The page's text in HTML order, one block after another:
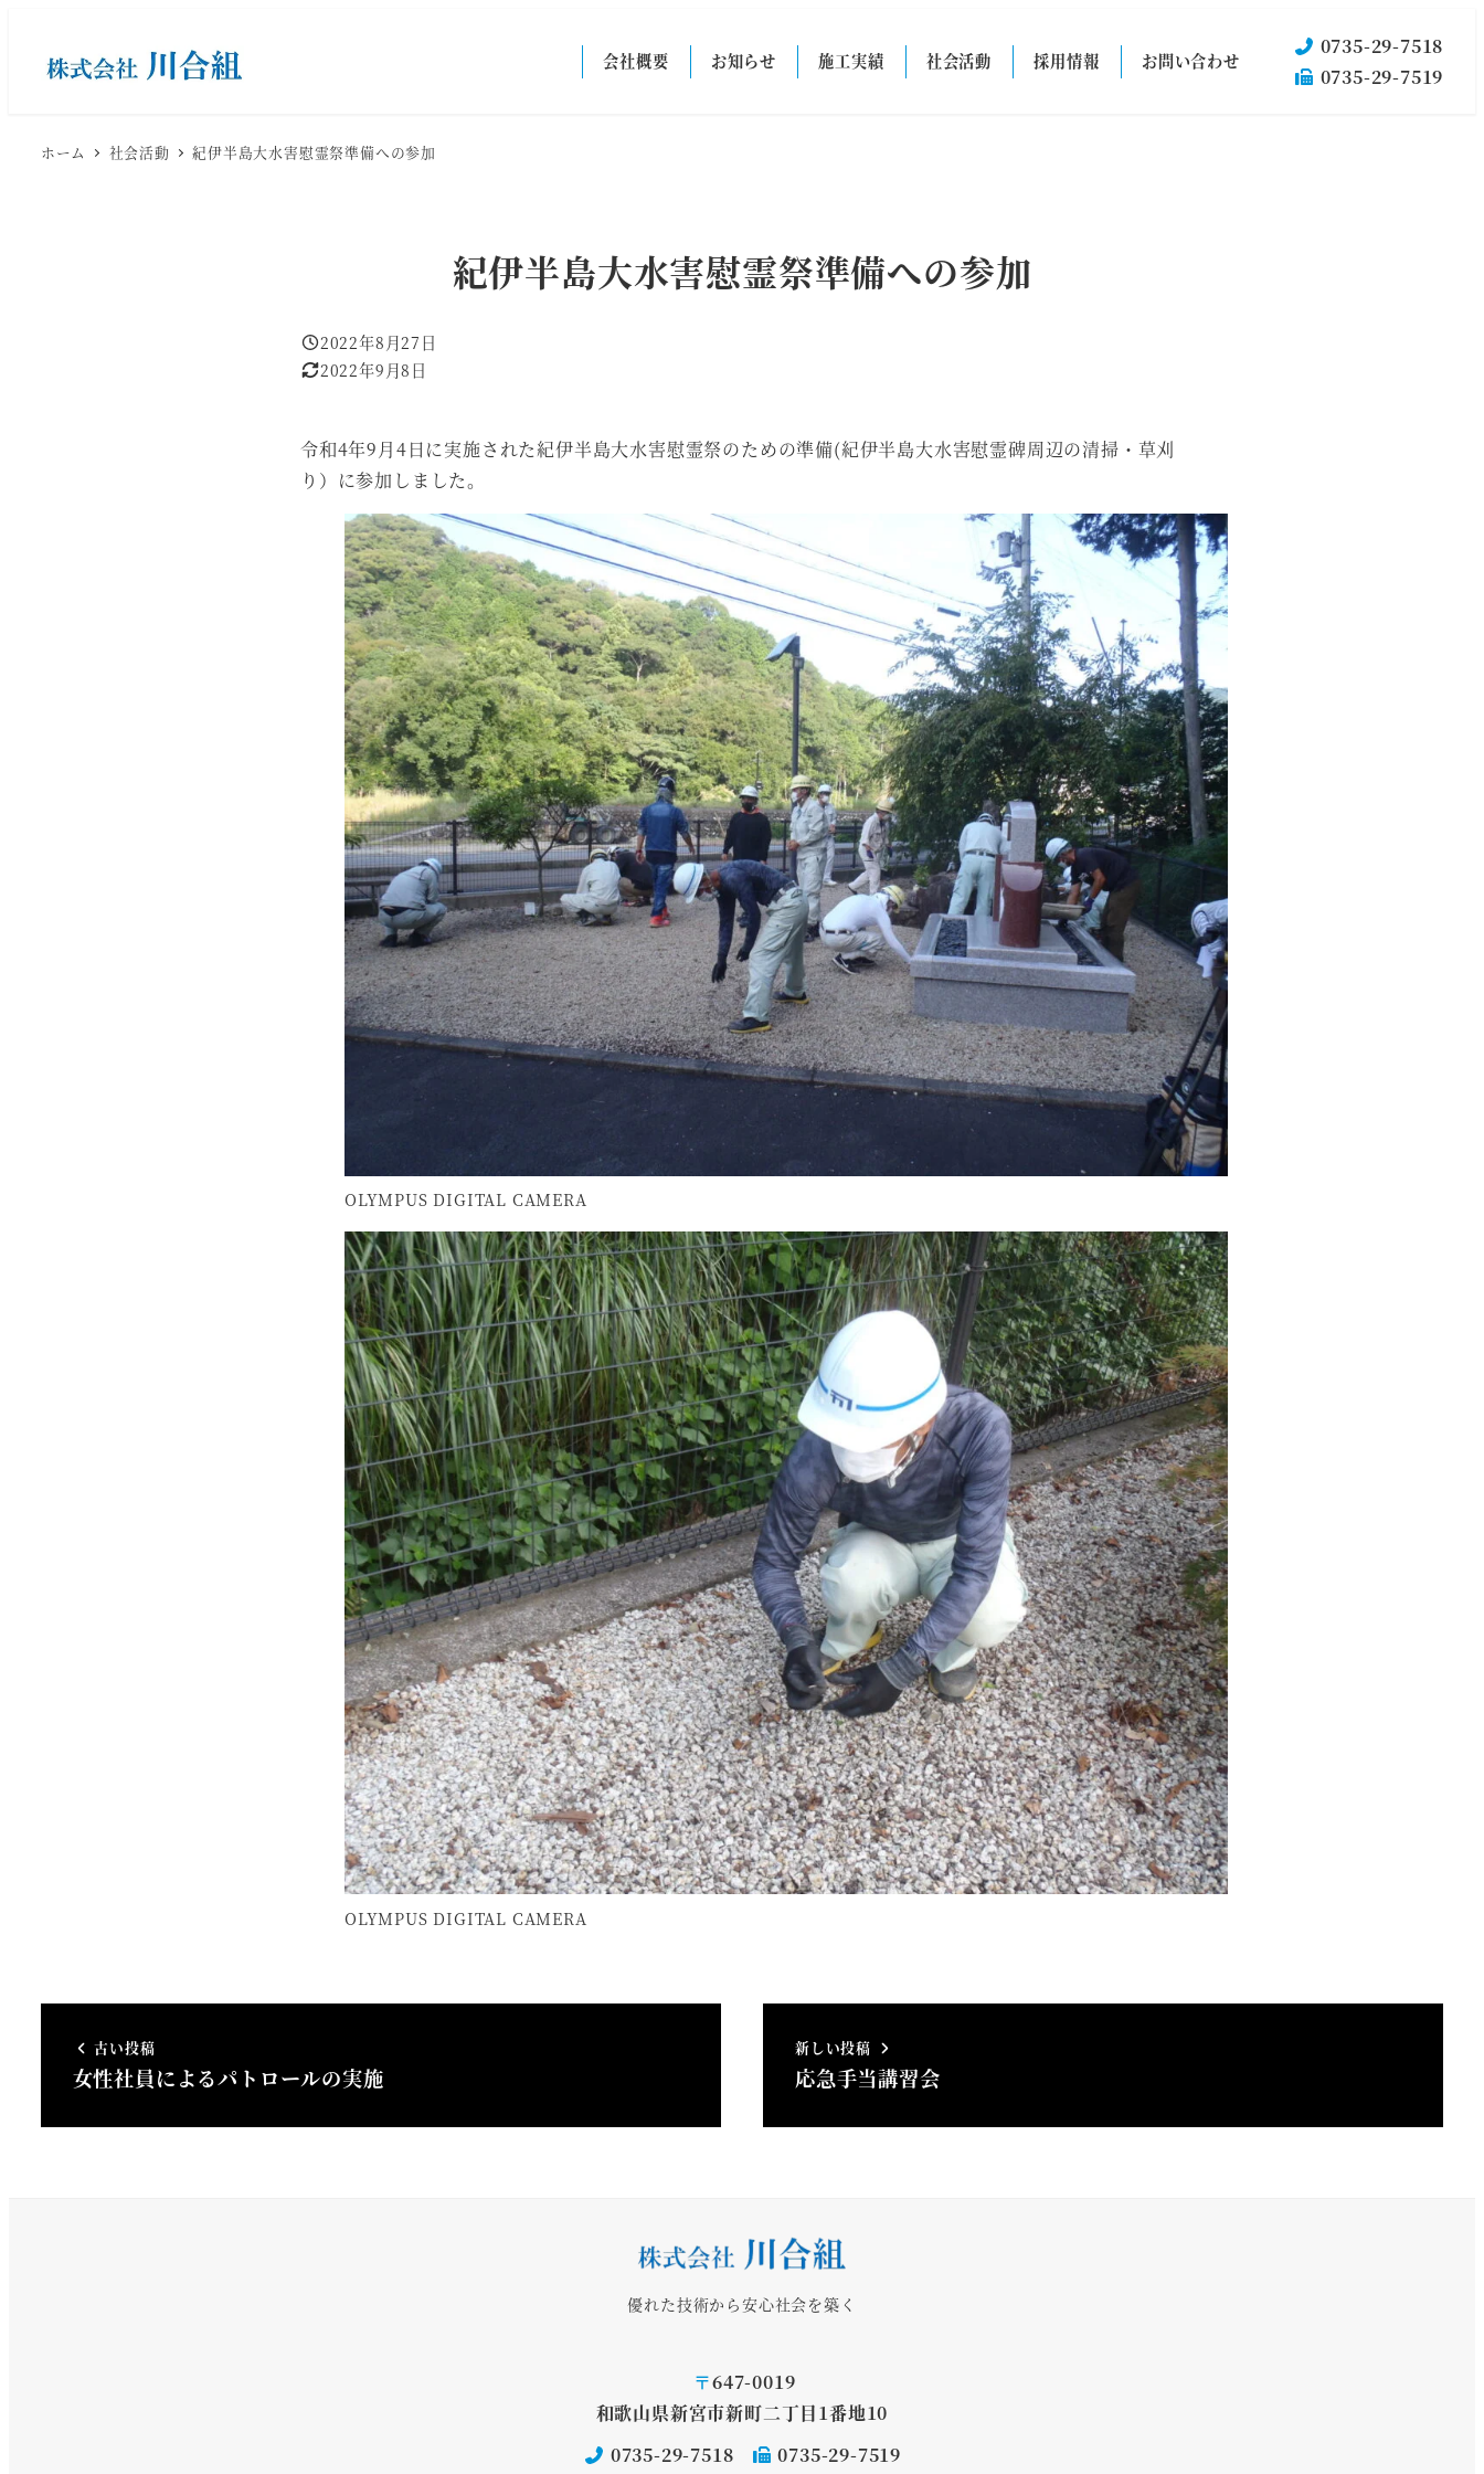
会社概要 お知らせ 施工実績 社会活動 採用情報 お問い合わせ
0735-29-7518
0735-29-7519
ホーム 社会活動 紀伊半島大水害慰霊祭準備への参加
紀伊半島大水害慰霊祭準備への参加
投稿日
2022年8月27日
更新日
2022年9月8日
令和4年9月4日に実施された紀伊半島大水害慰霊祭のための準備(紀伊半島大水害慰霊碑周辺の清掃・草刈
り）に参加しました。
OLYMPUS DIGITAL CAMERA
OLYMPUS DIGITAL CAMERA
古い投稿
女性社員によるパトロールの実施
新しい投稿
応急手当講習会
優れた技術から安心社会を築く
〒647-0019
和歌山県新宮市新町二丁目1番地10
0735-29-7518
0735-29-7519